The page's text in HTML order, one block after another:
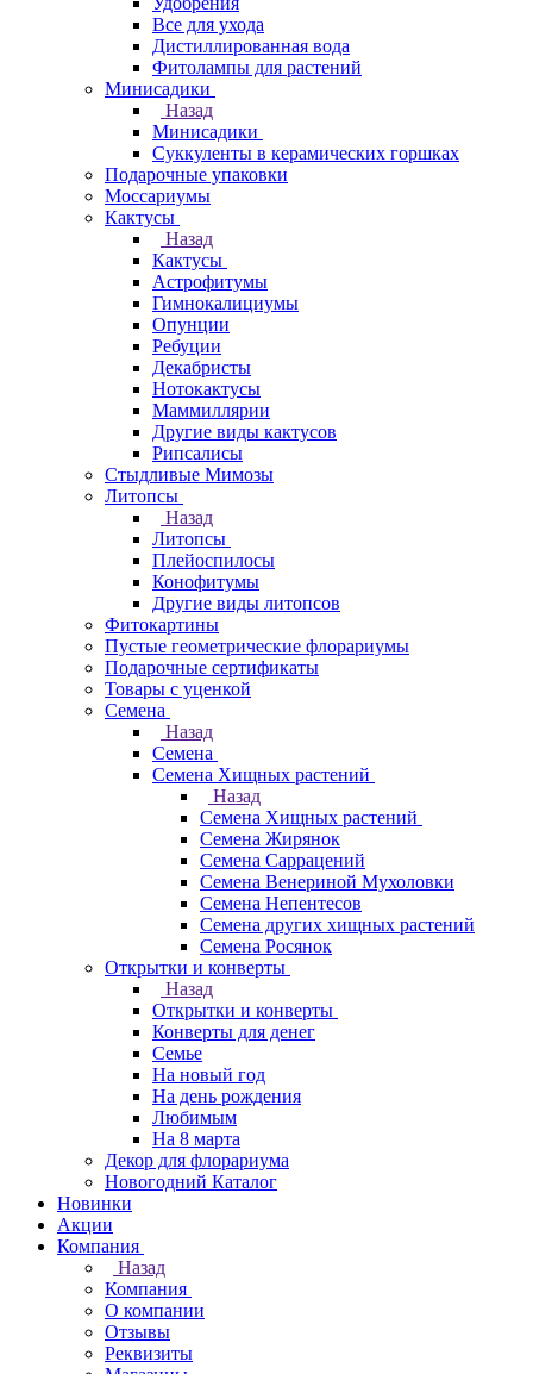
Все для ухода
Дистиллированная вода
Фитолампы для растений
Минисадики
Назад
Минисадики
Суккуленты в керамических горшках
Подарочные упаковки
Моссариумы
Кактусы
Назад
Кактусы
Астрофитумы
Гимнокалициумы
Опунции
Ребуции
Декабристы
Нотокактусы
Маммиллярии
Другие виды кактусов
Рипсалисы
Стыдливые Мимозы
Литопсы
Назад
Литопсы
Плейоспилосы
Конофитумы
Другие виды литопсов
Фитокартины
Пустые геометрические флорариумы
Подарочные сертификаты
Товары с уценкой
Семена
Назад
Семена
Семена Хищных растений
Назад
Семена Хищных растений
Семена Жирянок
Семена Саррацений
Семена Венериной Мухоловки
Семена Непентесов
Семена других хищных растений
Семена Росянок
Открытки и конверты
Назад
Открытки и конверты
Конверты для денег
Семье
На новый год
На день рождения
Любимым
На 8 марта
Декор для флорариума
Новогодний Каталог
Новинки
Акции
Компания
Назад
Компания
О компании
Отзывы
Реквизиты